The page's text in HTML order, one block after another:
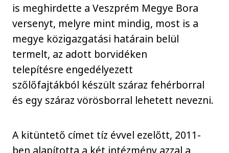
is meghirdette a Veszprém Megye Bora
versenyt, melyre mint mindig, most is a
megye közigazgatási határain belül
termelt, az adott borvidéken
telepítésre engedélyezett
szőlőfajtákból készült száraz fehérborral
és egy száraz vörösborral lehetett nevezni.
A kitüntető címet tíz évvel ezelőtt, 2011-